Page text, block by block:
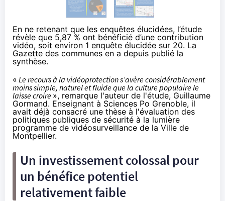
En ne retenant que les enquêtes élucidées, l’étude
révèle que 5,87 % ont bénéficié d’une contribution
vidéo, soit environ 1 enquête élucidée sur 20. La
Gazette des communes en a depuis publié la
synthèse.
« Le recours à la vidéoprotection s’avère considérablement
moins simple, naturel et fluide que la culture populaire le
laisse croire », remarque l'auteur de l'étude, Guillaume
Gormand. Enseignant à Sciences Po Grenoble, il
avait déjà consacré une thèse à l'évaluation des
politiques publiques de sécurité à la lumière
programme de vidéosurveillance de la Ville de
Montpellier.
Un investissement colossal pour
un bénéfice potentiel
relativement faible